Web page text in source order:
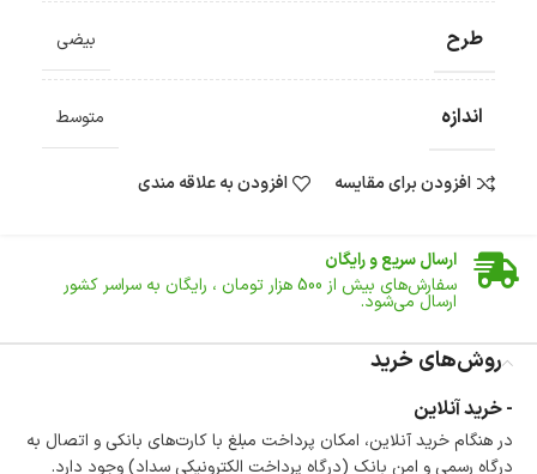
طرح بیضی
اندازه متوسط
افزودن برای مقایسه افزودن به علاقه مندی
ضمانت اصالت کالا
ارسال سریع و رایگان
سفارش‌های بیش از 500 هزار تومان ، رایگان به سراسر کشور
ارسال می‌شود.
تا 14 روز پس از تحویل کالا می‌توانید آن را برگشت دهید.
امکان پرداخت در محل
در هنگام خرید محصول، امکان انتخاب پرداخت در محل
وجود دارد.
روش‌های خرید
- خرید آنلاین
در هنگام خرید آنلاین، امکان پرداخت مبلغ با کارت‌های بانکی و اتصال به
درگاه رسمی و امن بانک (درگاه پرداخت الکترونیکی سداد) وجود دارد.